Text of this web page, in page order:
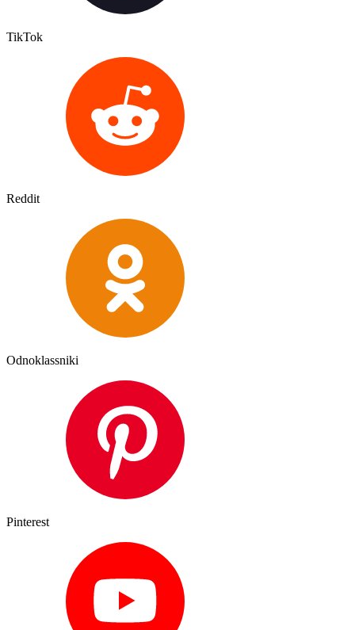
TikTok
Reddit
Odnoklassniki
Pinterest